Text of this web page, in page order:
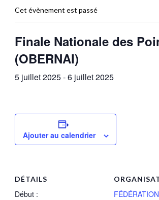
Cet évènement est passé
Finale Nationale des
(OBERNAI)
5 juillet 2025-6 juillet 2025
Ajouter au calendrier
DÉTAILS
Début :
FÉDÉRATION